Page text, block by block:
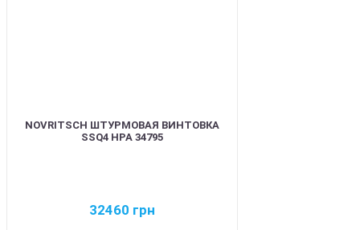
NOVRITSCH ШТУРМОВАЯ ВИНТОВКА
SSQ4 HPA 34795
32460 грн